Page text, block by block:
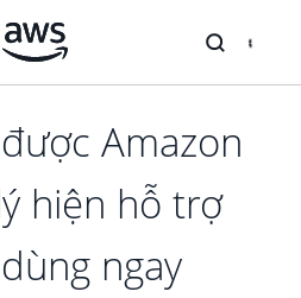
Amazon
hiện hỗ trợ
ngay